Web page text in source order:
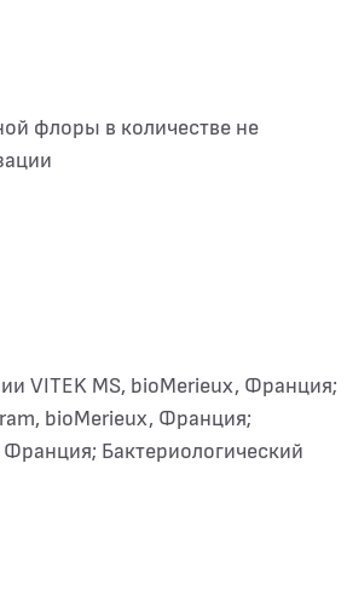
флоры в количестве не
VITEK MS, bioMerieux, Франция;
bioMerieux, Франция;
Бактериологический